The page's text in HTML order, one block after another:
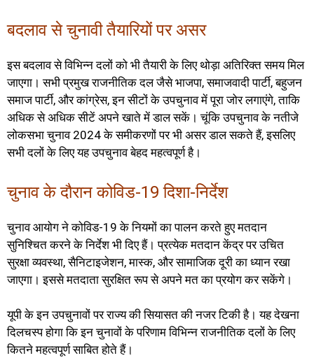
बदलाव से चुनावी तैयारियों पर असर
इस बदलाव से विभिन्न दलों को भी तैयारी के लिए थोड़ा अतिरिक्त समय मिल
जाएगा। सभी प्रमुख राजनीतिक दल जैसे भाजपा, समाजवादी पार्टी, बहुजन
समाज पार्टी, और कांग्रेस, इन सीटों के उपचुनाव में पूरा जोर लगाएंगे, ताकि
अधिक से अधिक सीटें अपने खाते में डाल सकें। चूंकि उपचुनाव के नतीजे
लोकसभा चुनाव 2024 के समीकरणों पर भी असर डाल सकते हैं, इसलिए
सभी दलों के लिए यह उपचुनाव बेहद महत्वपूर्ण है।
चुनाव के दौरान कोविड-19 दिशा-निर्देश
चुनाव आयोग ने कोविड-19 के नियमों का पालन करते हुए मतदान
सुनिश्चित करने के निर्देश भी दिए हैं। प्रत्येक मतदान केंद्र पर उचित
सुरक्षा व्यवस्था, सैनिटाइजेशन, मास्क, और सामाजिक दूरी का ध्यान रखा
जाएगा। इससे मतदाता सुरक्षित रूप से अपने मत का प्रयोग कर सकेंगे।
यूपी के इन उपचुनावों पर राज्य की सियासत की नजर टिकी है। यह देखना
दिलचस्प होगा कि इन चुनावों के परिणाम विभिन्न राजनीतिक दलों के लिए
कितने महत्वपूर्ण साबित होते हैं।